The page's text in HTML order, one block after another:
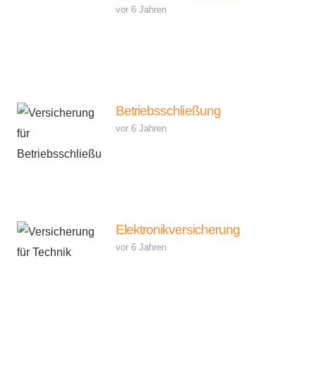
vor 6 Jahren
Betriebsschließung
vor 6 Jahren
Elektronikversicherung
vor 6 Jahren